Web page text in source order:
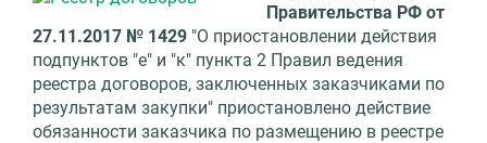
Правительства РФ от
27.11.2017 № 1429 "О приостановлении действия
подпунктов "е" и "к" пункта 2 Правил ведения
реестра договоров, заключенных заказчиками по
результатам закупки" приостановлено действие
обязанности заказчика по размещению в реестре